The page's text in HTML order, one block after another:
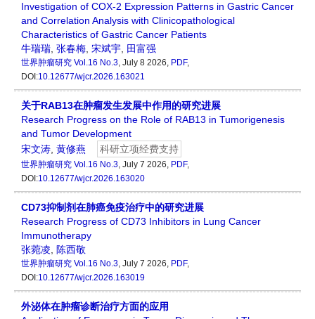
Investigation of COX-2 Expression Patterns in Gastric Cancer
and Correlation Analysis with Clinicopathological
Characteristics of Gastric Cancer Patients
牛瑞瑞 张春梅 宋斌宇 田富强
世界肿瘤研究 Vol.16 No.3, July 8 2026, PDF,
DOI:10.12677/wjcr.2026.163021
关于RAB13在肿瘤发生发展中作用的研究进展
Research Progress on the Role of RAB13 in Tumorigenesis
and Tumor Development
宋文涛 黄修燕 科研立项经费支持
世界肿瘤研究 Vol.16 No.3, July 7 2026, PDF,
DOI:10.12677/wjcr.2026.163020
CD73抑制剂在肺癌免疫治疗中的研究进展
Research Progress of CD73 Inhibitors in Lung Cancer
Immunotherapy
张菀凌
陈西敬
世界肿瘤研究 Vol.16 No.3, July 7 2026, PDF,
DOI:10.12677/wjcr.2026.163019
外泌体在肿瘤诊断治疗方面的应用